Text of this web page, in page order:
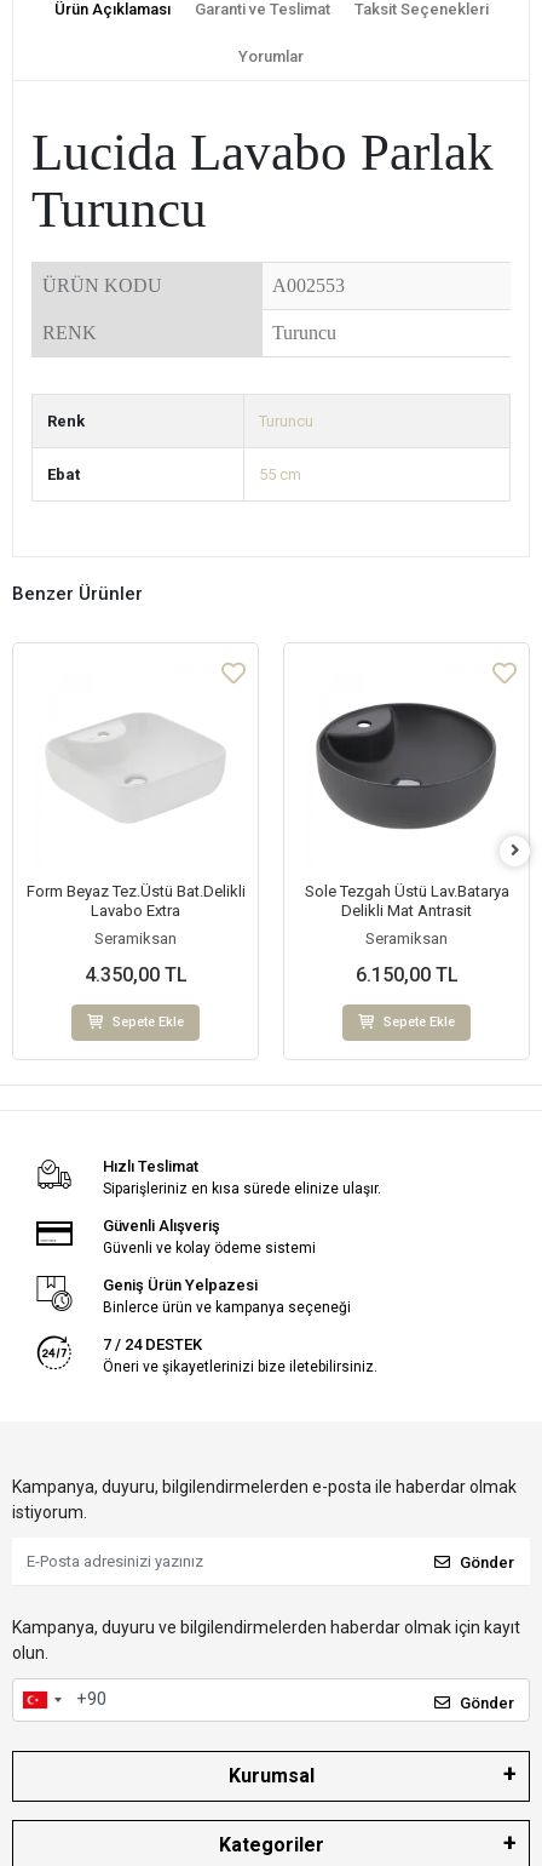
Ürün Açıklaması Garanti ve Teslimat Taksit Seçenekleri
Yorumlar
Lucida Lavabo Parlak
Turuncu
ÜRÜN KODU A002553
RENK Turuncu
Renk Turuncu
Ebat 55 cm
Benzer Ürünler
Form Beyaz Tez.Üstü Bat.Delikli
Lavabo Extra
Seramiksan
4.350,00 TL
Sepete Ekle
Sole Tezgah Üstü Lav.Batarya
Delikli Mat Antrasit
Seramiksan
6.150,00 TL
Sepete Ekle
Hızlı Teslimat
Siparişleriniz en kısa sürede elinize ulaşır.
Güvenli Alışveriş
Güvenli ve kolay ödeme sistemi
Geniş Ürün Yelpazesi
Binlerce ürün ve kampanya seçeneği
7 / 24 DESTEK
Öneri ve şikayetlerinizi bize iletebilirsiniz.
Kampanya, duyuru, bilgilendirmelerden e-posta ile haberdar olmak
istiyorum.
Gönder
Kampanya, duyuru ve bilgilendirmelerden haberdar olmak için kayıt
olun.
Gönder
Kurumsal
Kategoriler